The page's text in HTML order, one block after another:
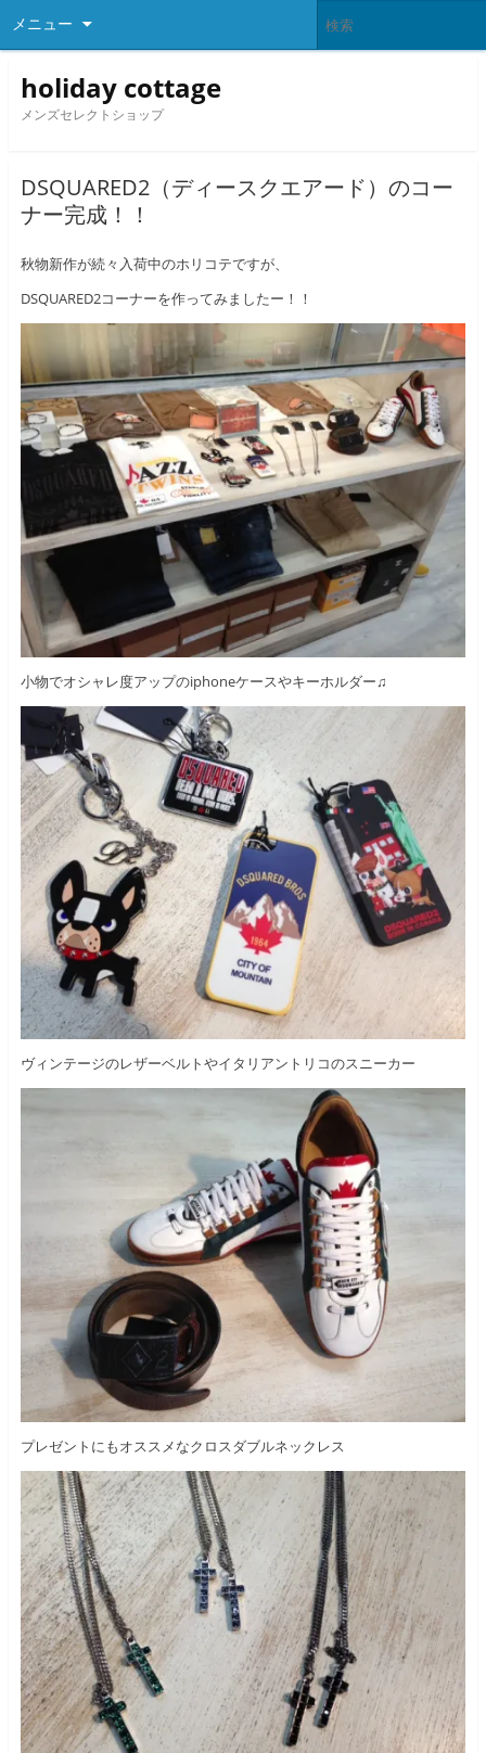
メニュー
holiday cottage
メンズセレクトショップ
DSQUARED2（ディースクエアード）のコー
ナー完成！！
秋物新作が続々入荷中のホリコテですが、
DSQUARED2コーナーを作ってみましたー！！
小物でオシャレ度アップのiphoneケースやキーホルダー♫
ヴィンテージのレザーベルトやイタリアントリコのスニーカー
プレゼントにもオススメなクロスダブルネックレス